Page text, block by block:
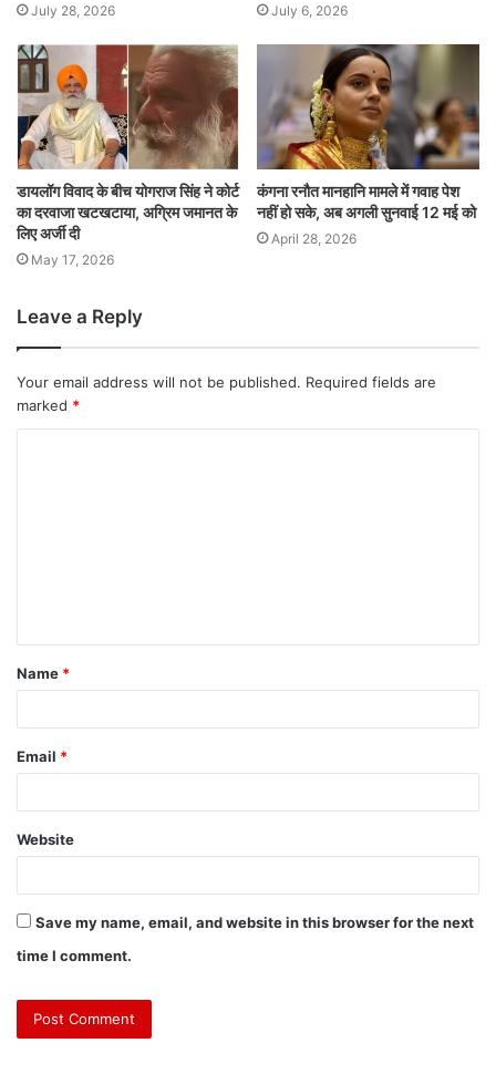
July 28, 2026 July 6, 2026
डायलॉग विवाद के बीच योगराज सिंह ने कोर्ट
का दरवाजा खटखटाया, अग्रिम जमानत के
लिए अर्जी दी
May 17, 2026
कंगना रनौत मानहानि मामले में गवाह पेश
नहीं हो सके, अब अगली सुनवाई 12 मई को
April 28, 2026
Leave a Reply
Your email address will not be published. Required fields are
marked *
Name *
Email *
Website
Save my name, email, and website in this browser for the next
time I comment.